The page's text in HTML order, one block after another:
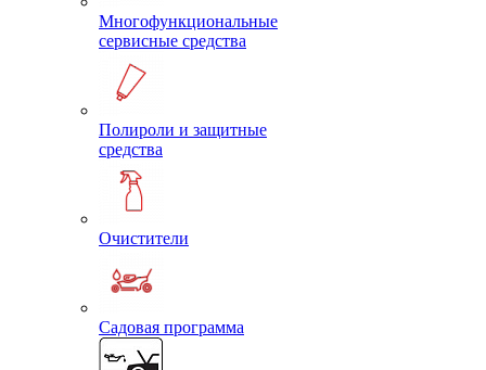
Многофункциональные
сервисные средства
Полироли и защитные
средства
Очистители
Садовая программа